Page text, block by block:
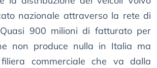
nazionale attraverso la rete di
Quasi 900 milioni di fatturato per
non produce nulla in Italia ma
commerciale che va dalla